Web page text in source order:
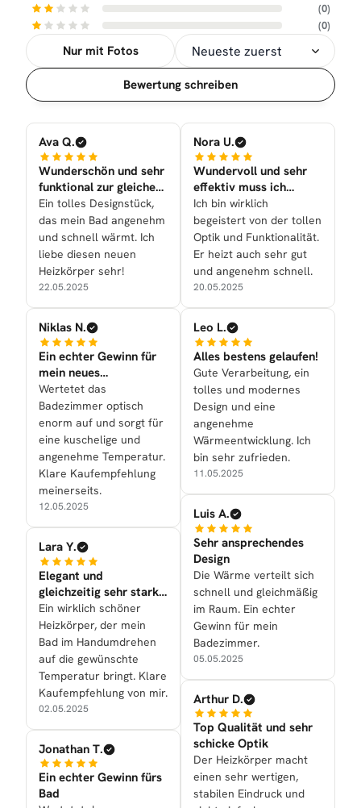
(0)
(0)
Nur mit Fotos
Sortierung
Bewertung schreiben
Ava Q.
Wunderschön und sehr
funktional zur gleichen
Zeit nun bei uns
Ein tolles Designstück,
das mein Bad angenehm
und schnell wärmt. Ich
liebe diesen neuen
Heizkörper sehr!
22.05.2025
Niklas N.
Ein echter Gewinn für
mein neues
Badezimmer
Wertetet das
Badezimmer optisch
enorm auf und sorgt für
eine kuschelige und
angenehme Temperatur.
Klare Kaufempfehlung
meinerseits.
12.05.2025
Lara Y.
Elegant und
gleichzeitig sehr stark
in der Leistung
Ein wirklich schöner
Heizkörper, der mein
Bad im Handumdrehen
auf die gewünschte
Temperatur bringt. Klare
Kaufempfehlung von mir.
02.05.2025
Jonathan T.
Ein echter Gewinn fürs
Bad
Nora U.
Wundervoll und sehr
effektiv muss ich
sagen!
Ich bin wirklich
begeistert von der tollen
Optik und Funktionalität.
Er heizt auch sehr gut
und angenehm schnell.
20.05.2025
Leo L.
Alles bestens gelaufen!
Gute Verarbeitung, ein
tolles und modernes
Design und eine
angenehme
Wärmeentwicklung. Ich
bin sehr zufrieden.
11.05.2025
Luis A.
Sehr ansprechendes
Design
Die Wärme verteilt sich
schnell und gleichmäßig
im Raum. Ein echter
Gewinn für mein
Badezimmer.
05.05.2025
Arthur D.
Top Qualität und sehr
schicke Optik
Der Heizkörper macht
einen sehr wertigen,
stabilen Eindruck und